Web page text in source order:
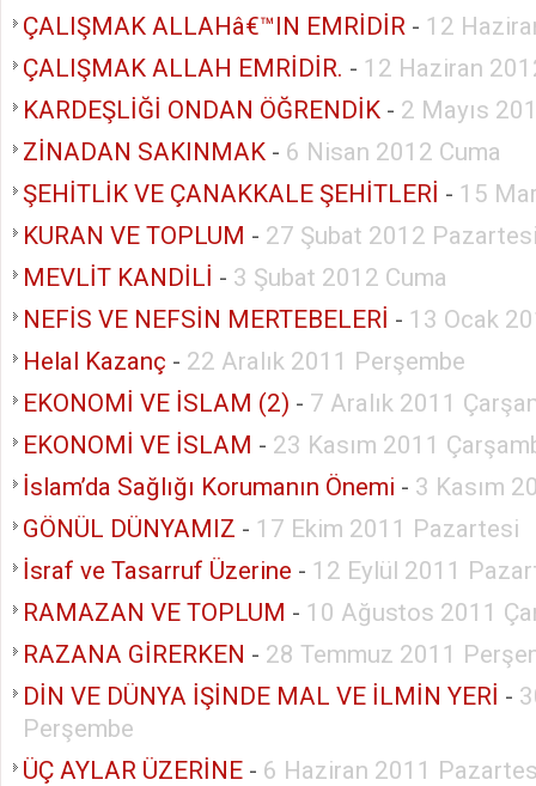
ÇALIŞMAK ALLAHâ€™IN EMRİDİR - 12
ÇALIŞMAK ALLAH EMRİDİR. - 12 Haziran
KARDEŞLİĞİ ONDAN ÖĞRENDİK - 2 Mayıs
ZİNADAN SAKINMAK - 6 Nisan 2012 Cuma
ŞEHİTLİK VE ÇANAKKALE ŞEHİTLERİ - 15
KURAN VE TOPLUM - 27 Şubat 2012
MEVLİT KANDİLİ - 3 Şubat 2012 Cuma
NEFİS VE NEFSİN MERTEBELERİ - 13 Ocak
Helal Kazanç - 22 Aralık 2011 Perşembe
EKONOMİ VE İSLAM (2) - 7 Aralık 2011
EKONOMİ VE İSLAM - 23 Kasım 2011
İslam’da Sağlığı Korumanın Önemi - 3 Kasım
GÖNÜL DÜNYAMIZ - 17 Ekim 2011 Pazartesi
İsraf ve Tasarruf Üzerine - 12 Eylül 2011
RAMAZAN VE TOPLUM - 10 Ağustos 2011
RAZANA GİRERKEN - 28 Temmuz 2011
DİN VE DÜNYA İŞİNDE MAL VE İLMİN YERİ -
Perşembe
ÜÇ AYLAR ÜZERİNE - 6 Haziran 2011